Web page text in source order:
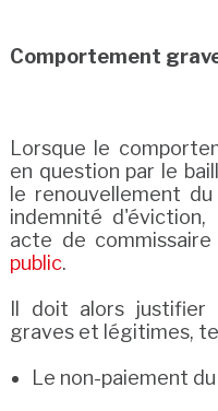
Comportement
Lorsque le
en question par le
le renouvellement
indemnité
acte de
public.
Il doit alors
graves et légitimes,
Le non-paiement